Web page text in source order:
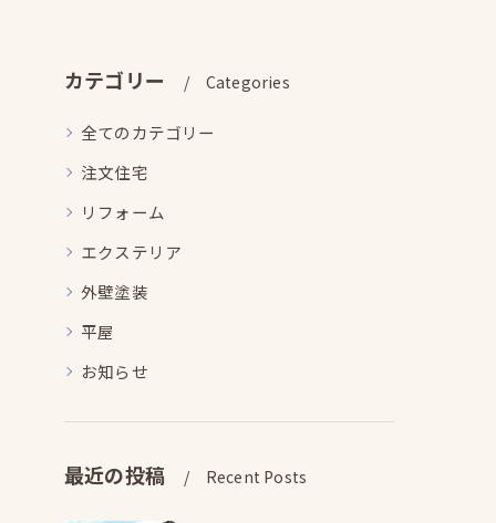
カテゴリー Categories
全てのカテゴリー
注文住宅
リフォーム
エクステリア
外壁塗装
平屋
お知らせ
最近の投稿 Recent Posts